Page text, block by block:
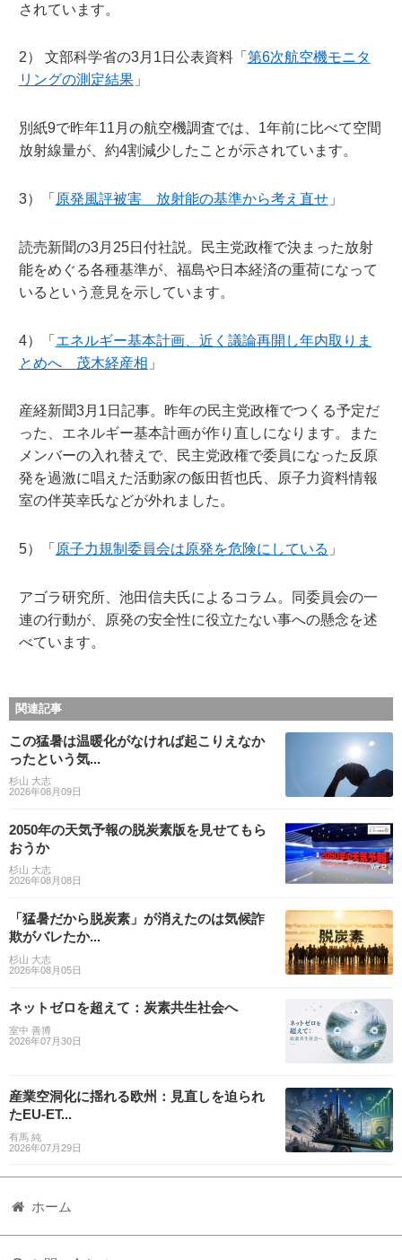
されています。
2） 文部科学省の3月1日公表資料「 第6次航空機モニタ
リングの測定結果」
別紙9で昨年11月の航空機調査では、1年前に比べて空間
放射線量が、約4割減少したことが示されています。
3）「 原発風評被害 放射能の基準から考え直せ」
読売新聞の3月25日付社説。民主党政権で決まった放射
能をめぐる各種基準が、福島や日本経済の重荷になって
いるという意見を示しています。
4）「 エネルギー基本計画、近く議論再開し年内取りま
とめへ 茂木経産相 」
産経新聞3月1日記事。昨年の民主党政権でつくる予定だ
った、エネルギー基本計画が作り直しになります。また
メンバーの入れ替えで、民主党政権で委員になった反原
発を過激に唱えた活動家の飯田哲也氏、原子力資料情報
室の伴英幸氏などが外れました。
5）「 原子力規制委員会は原発を危険にしている 」
アゴラ研究所、池田信夫氏によるコラム。同委員会の一
連の行動が、原発の安全性に役立たない事への懸念を述
べています。
関連記事
この猛暑は温暖化がなければ起こりえなか
ったという気...
杉山 大志
2026年08月09日
2050年の天気予報の脱炭素版を見せてもら
おうか
杉山 大志
2026年08月08日
「猛暑だから脱炭素」が消えたのは気候詐
欺がバレたか...
杉山 大志
2026年08月05日
ネットゼロを超えて：炭素共生社会へ
室中 善博
2026年07月30日
産業空洞化に揺れる欧州：見直しを迫られ
たEU-ET...
有馬 純
2026年07月29日
ホーム